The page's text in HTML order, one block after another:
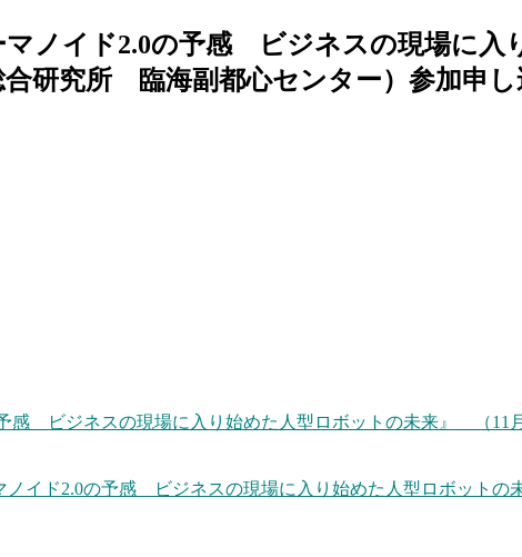
マノイド2.0の予感 ビジネスの現場に入
合研究所 臨海副都心センター）参加申
感 ビジネスの現場に入り始めた人型ロボットの未来』 （
ノイド2.0の予感 ビジネスの現場に入り始めた人型ロボット